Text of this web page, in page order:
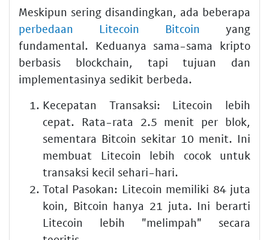
Meskipun sering disandingkan, ada beberapa
perbedaan Litecoin Bitcoin yang
fundamental. Keduanya sama-sama kripto
berbasis blockchain, tapi tujuan dan
implementasinya sedikit berbeda.
Kecepatan Transaksi: Litecoin lebih
cepat. Rata-rata 2.5 menit per blok,
sementara Bitcoin sekitar 10 menit. Ini
membuat Litecoin lebih cocok untuk
transaksi kecil sehari-hari.
Total Pasokan: Litecoin memiliki 84 juta
koin, Bitcoin hanya 21 juta. Ini berarti
Litecoin lebih "melimpah" secara